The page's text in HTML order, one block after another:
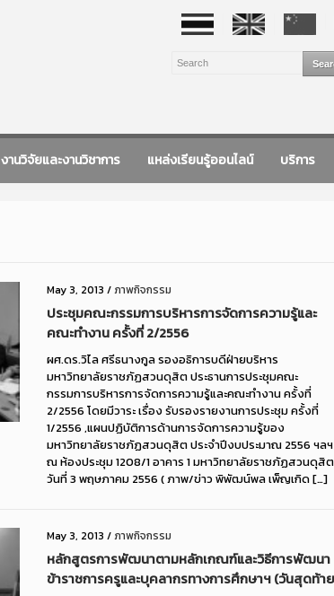
งานวิจัยและงานวิชาการ แหล่งเรียนรู้ออนไลน์ บริการ
May 3, 2013 /ภาพกิจกรรม
ประชุมคณะกรรมการบริหารการจัดการความรู้และ
คณะทำงาน ครั้งที่ 2/2556
ผศ.ดร.วิไล ศรีธนางกูล รองอธิการบดีฝ่ายบริหาร
มหาวิทยาลัยราชภัฏสวนดุสิต ประธานการประชุมคณะ
กรรมการบริหารการจัดการความรู้และคณะทำงาน ครั้งที่
2/2556 โดยมีวาระ เรื่อง รับรองรายงานการประชุม ครั้งที่
1/2556 ,แผนปฏิบัติการด้านการจัดการความรู้ของ
มหาวิทยาลัยราชภัฏสวนดุสิต ประจำปีงบประมาณ 2556 ฯลฯ
ณ ห้องประชุม 1208/1 อาคาร 1 มหาวิทยาลัยราชภัฏสวนดุสิต
วันที่ 3 พฤษภาคม 2556 ( ภาพ/ข่าว พิพัฒน์พล เพ็ญเกิด […]
May 3, 2013 /ภาพกิจกรรม
หลักสูตรการพัฒนาตามหลักเกณฑ์และวิธีการพัฒนา
ข้าราชการครูและบุคลากรทางการศึกษาฯ (วันสุดท้า